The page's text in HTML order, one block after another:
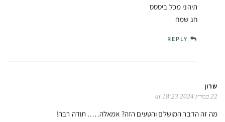
תיהני מכל ביססס
חג שמח
REPLY
שרון
22 במרץ 2024 at 18:23
מה זה הדבר המושלם והטעים הזה? אמאלה….. תודה רבה!